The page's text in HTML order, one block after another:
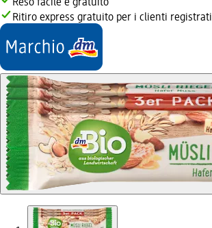
Reso facile e gratuito
Ritiro express gratuito per i clienti registrati